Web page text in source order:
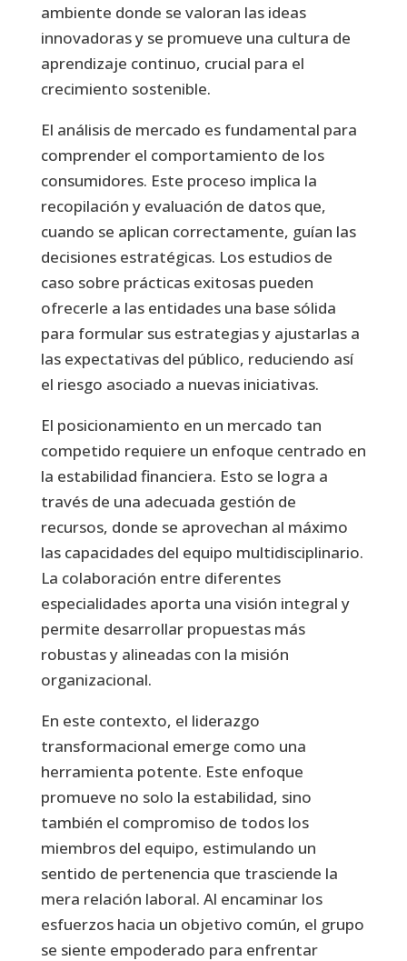
ambiente donde se valoran las ideas
innovadoras y se promueve una cultura de
aprendizaje continuo, crucial para el
crecimiento sostenible.
El análisis de mercado es fundamental para
comprender el comportamiento de los
consumidores. Este proceso implica la
recopilación y evaluación de datos que,
cuando se aplican correctamente, guían las
decisiones estratégicas. Los estudios de
caso sobre prácticas exitosas pueden
ofrecerle a las entidades una base sólida
para formular sus estrategias y ajustarlas a
las expectativas del público, reduciendo así
el riesgo asociado a nuevas iniciativas.
El posicionamiento en un mercado tan
competido requiere un enfoque centrado en
la estabilidad financiera. Esto se logra a
través de una adecuada gestión de
recursos, donde se aprovechan al máximo
las capacidades del equipo multidisciplinario.
La colaboración entre diferentes
especialidades aporta una visión integral y
permite desarrollar propuestas más
robustas y alineadas con la misión
organizacional.
En este contexto, el liderazgo
transformacional emerge como una
herramienta potente. Este enfoque
promueve no solo la estabilidad, sino
también el compromiso de todos los
miembros del equipo, estimulando un
sentido de pertenencia que trasciende la
mera relación laboral. Al encaminar los
esfuerzos hacia un objetivo común, el grupo
se siente empoderado para enfrentar